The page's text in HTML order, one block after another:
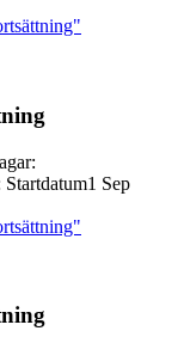
:
Startdatum1 Sep